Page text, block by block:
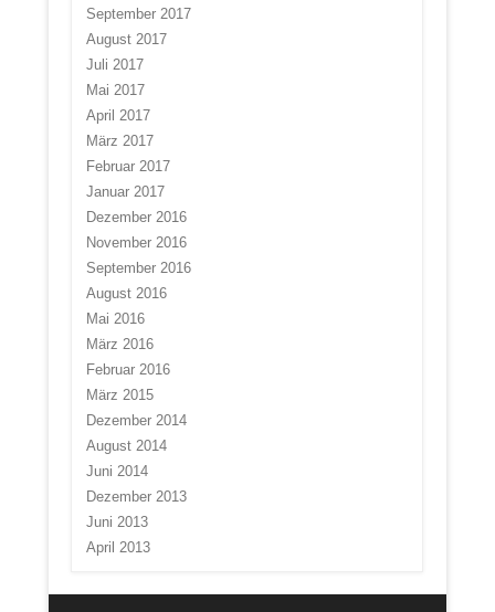
September 2017
August 2017
Juli 2017
Mai 2017
April 2017
März 2017
Februar 2017
Januar 2017
Dezember 2016
November 2016
September 2016
August 2016
Mai 2016
März 2016
Februar 2016
März 2015
Dezember 2014
August 2014
Juni 2014
Dezember 2013
Juni 2013
April 2013